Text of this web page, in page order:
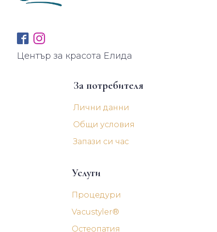
Център за красота Елида
За потребителя
Лични данни
Общи условия
Запази си час
Услуги
Процедури
Vacustyler®
Остеопатия